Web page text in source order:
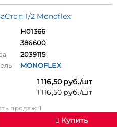
1/2 Monoflex
Н01366
386600
2039115
MONOFLEX
1 116,50 руб./шт
1 116,50 руб./шт
продаж: 1
Купить